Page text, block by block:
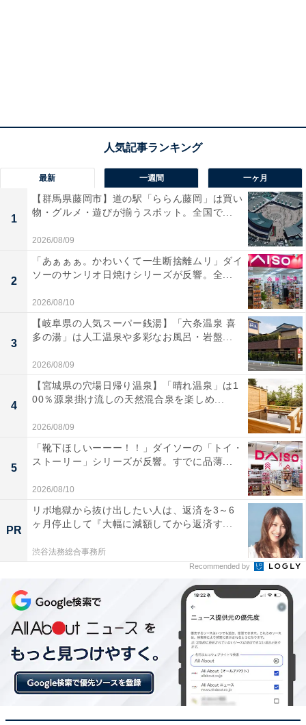
最新 一週間 一ヶ月
1
【群馬県藤岡市】道の駅「ららん藤岡」は買い
物・グルメ・遊びが揃うスポット。全国で...
2026/08/09
2
「あぁぁぁ。かわいくて一生断捨離ムリ」ダイ
ソーのサンリオ日焼けシリーズが反響。全...
2026/08/10
3
【岐阜県の人気スーパー銭湯】「六条温泉 喜
多の湯」は人工温泉や多彩なお風呂・岩盤...
2026/08/09
4
【宮城県の穴場日帰り温泉】「晴れ温泉」は1
00％源泉掛け流しの天然混合泉を楽しめ...
2026/08/09
5
「靴下ほしいーーー！！」ダイソーの「トイ・
ストーリー」シリーズが反響。すでに品薄...
2026/08/10
PR
リボ地獄から抜け出したい人は、返済を3～6
ヶ月停止して『大幅に減額してから返済す...
渋谷法務総合事務所
Recommended by